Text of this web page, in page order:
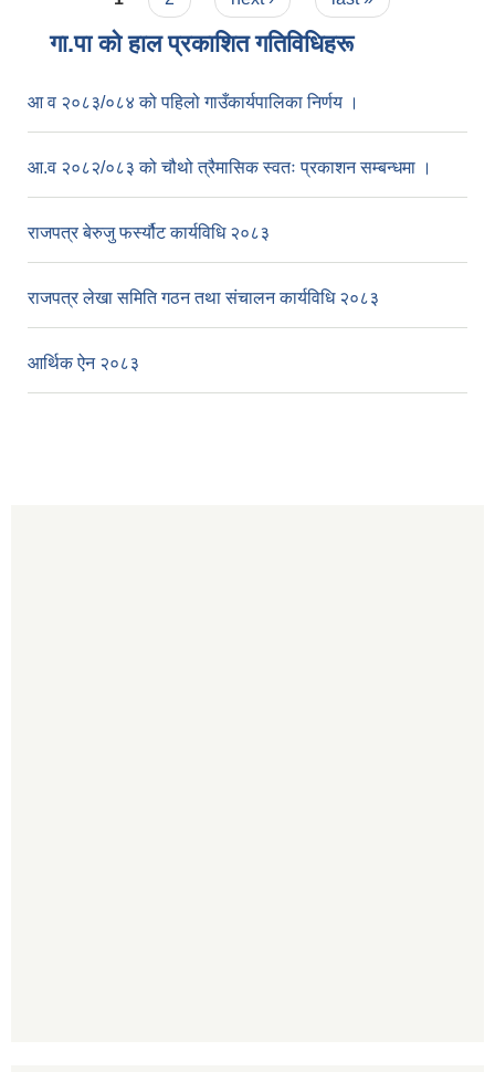
गा.पा काे हाल प्रकाशित गतिविधिहरू
आ व २०८३/०८४ को पहिलो गाउँकार्यपालिका निर्णय ।
आ.व २०८२/०८३ को चौथो त्रैमासिक स्वतः प्रकाशन सम्बन्धमा ।
राजपत्र बेरुजु फर्स्यौट कार्यविधि २०८३
राजपत्र लेखा समिति गठन तथा संचालन कार्यविधि २०८३
आर्थिक ऐन २०८३